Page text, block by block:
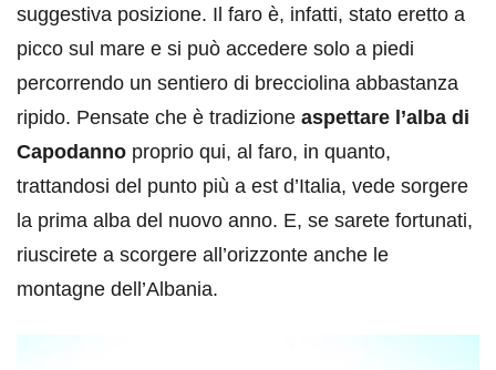
suggestiva posizione. Il faro è, infatti, stato eretto a
picco sul mare e si può accedere solo a piedi
percorrendo un sentiero di brecciolina abbastanza
ripido. Pensate che è tradizione aspettare l’alba di
Capodanno proprio qui, al faro, in quanto,
trattandosi del punto più a est d’Italia, vede sorgere
la prima alba del nuovo anno. E, se sarete fortunati,
riuscirete a scorgere all’orizzonte anche le
montagne dell’Albania.